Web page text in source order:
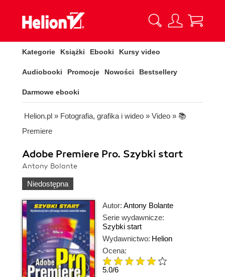
Kategorie Książki Ebooki Kursy video
Audiobooki Promocje Nowości Bestsellery
Darmowe ebooki
Helion.pl » Fotografia, grafika i wideo » Video » 📚
Premiere
Adobe Premiere Pro. Szybki start
Antony Bolante
Niedostępna
Autor: Antony Bolante
Serie wydawnicze:
Szybki start
Wydawnictwo: Helion
Ocena:
5.0/6